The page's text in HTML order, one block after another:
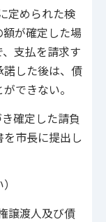
定められた検
が確定した場
支払を請求す
した後は、債
できない。
確定した請負
市長に提出し
譲渡人及び債